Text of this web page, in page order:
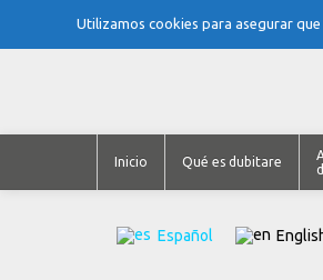
Inicio Qué es dubitare
Español
Utilizamos cookies para asegurar